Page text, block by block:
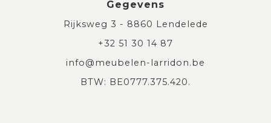
Gegevens
Rijksweg 3 - 8860 Lendelede
+32 51 30 14 87
info@meubelen-larridon.be
BTW: BE0777.375.420.